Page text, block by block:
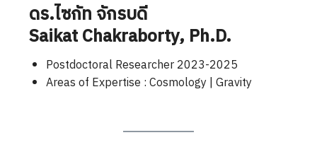
ดร.ไซกัท จักรบดี
Saikat Chakraborty, Ph.D.
Postdoctoral Researcher 2023-2025
Areas of Expertise : Cosmology | Gravity